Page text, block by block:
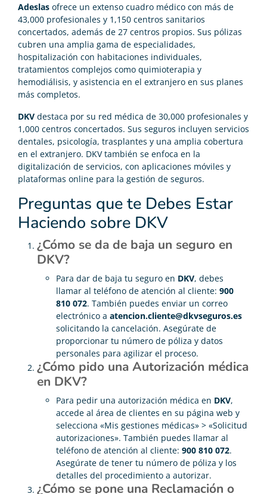
Adeslas ofrece un extenso cuadro médico con más de
43,000 profesionales y 1,150 centros sanitarios
concertados, además de 27 centros propios. Sus pólizas
cubren una amplia gama de especialidades,
hospitalización con habitaciones individuales,
tratamientos complejos como quimioterapia y
hemodiálisis, y asistencia en el extranjero en sus planes
más completos.
DKV destaca por su red médica de 30,000 profesionales y
1,000 centros concertados. Sus seguros incluyen servicios
dentales, psicología, trasplantes y una amplia cobertura
en el extranjero. DKV también se enfoca en la
digitalización de servicios, con aplicaciones móviles y
plataformas online para la gestión de seguros.
Preguntas que te Debes Estar
Haciendo sobre DKV
¿Cómo se da de baja un seguro en
DKV?
Para dar de baja tu seguro en DKV, debes
llamar al teléfono de atención al cliente: 900
810 072. También puedes enviar un correo
electrónico a atencion.cliente@dkvseguros.es
solicitando la cancelación. Asegúrate de
proporcionar tu número de póliza y datos
personales para agilizar el proceso.
¿Cómo pido una Autorización médica
en DKV?
Para pedir una autorización médica en DKV,
accede al área de clientes en su página web y
selecciona «Mis gestiones médicas» > «Solicitud
autorizaciones». También puedes llamar al
teléfono de atención al cliente: 900 810 072.
Asegúrate de tener tu número de póliza y los
detalles del procedimiento a autorizar.
¿Cómo se pone una Reclamación o